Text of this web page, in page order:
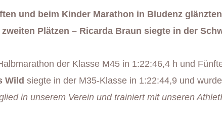
und beim Kinder Marathon in Bludenz
Plätzen – Ricarda Braun siegte in der
der Klasse M45 in 1:22:46,4 h und
Wild siegte in der M35-Klasse in 1:22:44,9 und
in unserem Verein und trainiert mit unseren